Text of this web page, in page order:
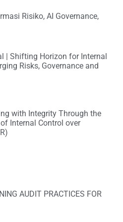
Risiko, AI Governance,
| Shifting Horizon for Internal
Risks, Governance and
with Integrity Through the
Internal Control over
AUDIT PRACTICES FOR